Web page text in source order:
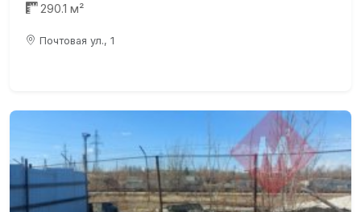
290.1 м²
Почтовая ул., 1